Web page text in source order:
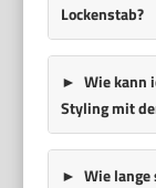
Lockenstab?
Wie kann
Styling mit
Wie lange